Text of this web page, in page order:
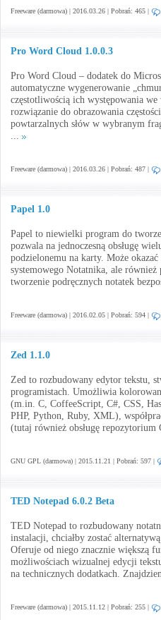
Freeware (darmowa) | 2016.03.26 | Pobrań: 465 |
Pro Word Cloud 1.0.0.3
Pro Word Cloud – dodatek do
automatyczne wygenerowanie
częstotliwością ich występowania
rozwiązanie do obrazowania
powtarzalnych słów w wybranym
...
Freeware (darmowa) | 2016.03.26 | Pobrań: 487 |
Papel 1.0
Papel to niewielki program do
pozwala na jednoczesną obsługę
podzielonemu na karty. Może
systemowego Notatnika, ale
tworzenie podręcznych notatek
Freeware (darmowa) | 2016.02.05 | Pobrań: 594 |
Zed 1.1.0
Zed to rozbudowany edytor tekstu,
programistach. Umożliwia
(m.in. C, CoffeeScript, C#, CSS,
PHP, Python, Ruby, XML),
(tutaj również obsługę
GNU GPL (darmowa) | 2015.11.21 | Pobrań: 597 |
TED Notepad 6.0.2 Beta
TED Notepad to rozbudowany
instalacji, chciałby zostać
Oferuje od niego znacznie większą
możliwościach wizualnej edycji
na technicznych dodatkach.
Freeware (darmowa) | 2015.11.12 | Pobrań: 255 |